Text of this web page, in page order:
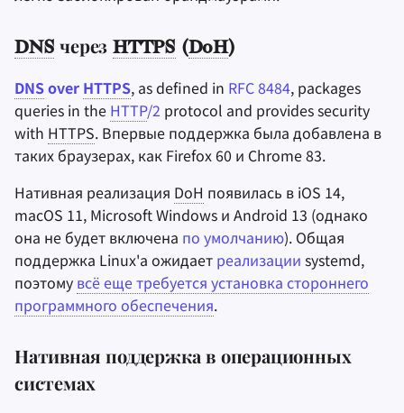
DNS черезHTTPS (DoH)
DNSover HTTPS, as defined in RFC 8484, packages
queries in the HTTP/2 protocol and provides security
with HTTPS. Впервые поддержка была добавлена в
таких браузерах, как Firefox 60 и Chrome 83.
Нативная реализация DoH появилась в iOS 14,
macOS 11, Microsoft Windows и Android 13 (однако
она не будет включена по умолчанию). Общая
поддержка Linux'а ожидает реализации systemd,
поэтому всё еще требуется установка стороннего
программного обеспечения.
Нативная поддержка в операционных
системах